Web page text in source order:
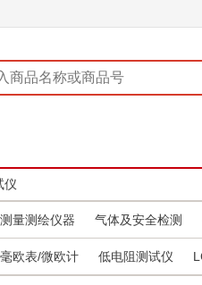
仪
测量测绘仪器 气体及安全检测
毫欧表/微欧计 低电阻测试仪